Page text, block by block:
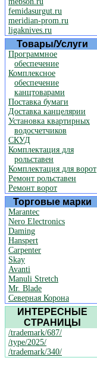
femidasurgut.ru
meridian-prom.ru
ligaknives.ru
Товары/Услуги
Программное
обеспечение
Комплексное
обеспечение
канцтоварами
Поставка бумаги
Доставка канцелярии
Установка квартирных
водосчетчиков
СКУД
Комплектация для
рольставен
Комплектация для ворот
Ремонт рольставен
Ремонт ворот
Торговые марки
Marantec
Nero Electronics
Daming
Hanspert
Carpenter
Skay
Avanti
Manuli Stretch
Mr. Blade
Северная Корона
ИНТЕРЕСНЫЕ
СТРАНИЦЫ
/trademark/687/
/type/2025/
/trademark/340/